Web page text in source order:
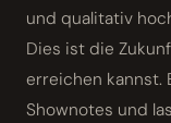
und qualitativ
Dies ist die
erreichen kannst.
Shownotes und